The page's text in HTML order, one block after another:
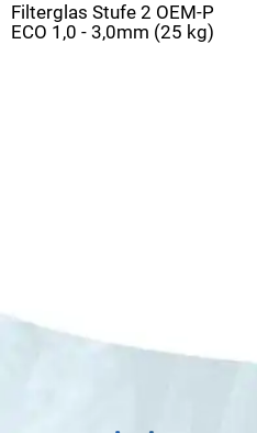
Filterglas Stufe 2 OEM-P
ECO 1,0 - 3,0mm (25 kg)